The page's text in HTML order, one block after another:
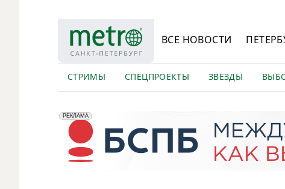
ВСЕ НОВОСТИ
СТРИМЫ СПЕЦПРОЕКТЫ ЗВЕЗДЫ
erid: 2VfnxyFybV5
РЕКЛАМА
ПАО "Банк "Санкт-Петербург", ИНН: 7831000027